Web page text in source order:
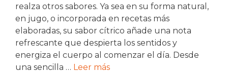
realza otros sabores. Ya sea en su forma natural,
en jugo, o incorporada en recetas más
elaboradas, su sabor cítrico añade una nota
refrescante que despierta los sentidos y
energiza el cuerpo al comenzar el día. Desde
una sencilla … Leer más